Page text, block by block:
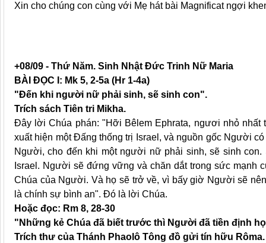
Xin cho chúng con cùng với Mẹ hát bài Magnificat ngợi
+08/09 - Thứ Năm. Sinh Nhật Đức Trinh Nữ Maria
BÀI ĐỌC I: Mk 5, 2-5a (Hr 1-4a)
"Đến khi người nữ phải sinh, sẽ sinh con".
Trích sách Tiên tri Mikha.
Đây lời Chúa phán: "Hỡi Bêlem Ephrata, ngươi nhỏ
xuất hiện một Đấng thống trị Israel, và nguồn gốc Người
Người, cho đến khi một người nữ phải sinh, sẽ sinh
Israel. Người sẽ đứng vững và chăn dắt trong sức mạnh
Chúa của Người. Và họ sẽ trở về, vì bấy giờ Người sẽ
là chính sự bình an". Đó là lời Chúa.
Hoặc đọc: Rm 8, 28-30
"Những kẻ Chúa đã biết trước thì Người đã tiền định
Trích thư của Thánh Phaolô Tông đồ gửi tín hữu Rôma.